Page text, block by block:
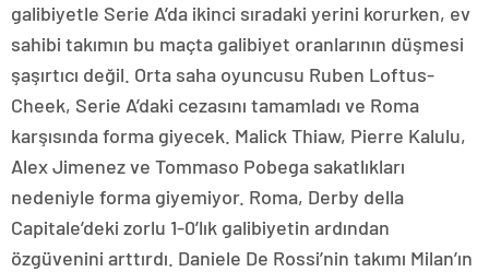
galibiyetle Serie A’da ikinci sıradaki yerini korurken, ev
sahibi takımın bu maçta galibiyet oranlarının düşmesi
şaşırtıcı değil. Orta saha oyuncusu Ruben Loftus-
Cheek, Serie A’daki cezasını tamamladı ve Roma
karşısında forma giyecek. Malick Thiaw, Pierre Kalulu,
Alex Jimenez ve Tommaso Pobega sakatlıkları
nedeniyle forma giyemiyor. Roma, Derby della
Capitale’deki zorlu 1-0’lık galibiyetin ardından
özgüvenini arttırdı. Daniele De Rossi’nin takımı Milan’ın